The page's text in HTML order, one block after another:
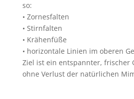
so:
• Zornesfalten
• Stirnfalten
• Krähenfüße
• horizontale Linien im oberen
Ziel ist ein entspannter, frischer
ohne Verlust der natürlichen